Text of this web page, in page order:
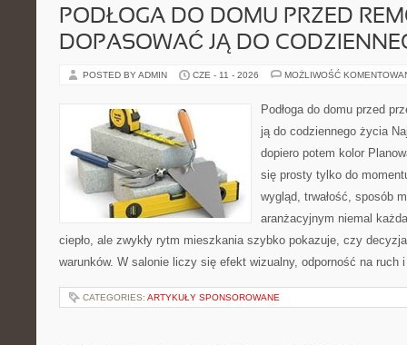
PODŁOGA DO DOMU PRZED
DOPASOWAĆ JĄ DO
POSTED BY ADMIN CZE - 11 - 2026 MOŻLIWOŚĆ
Podłoga do domu przed
ją do codziennego życia
dopiero potem kolor
się prosty tylko do
wygląd, trwałość, sposób
aranżacyjnym niemal
ciepło, ale zwykły rytm mieszkania szybko pokazuje, czy
warunków. W salonie liczy się efekt wizualny, odporność na ruch
CATEGORIES: ARTYKUŁY SPONSOROWANE